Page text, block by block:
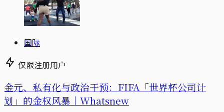
国际
仅限注册用户
金元、私有化与政治干预：FIFA「世界杯公司计
划」的金权风暴｜Whatsnew